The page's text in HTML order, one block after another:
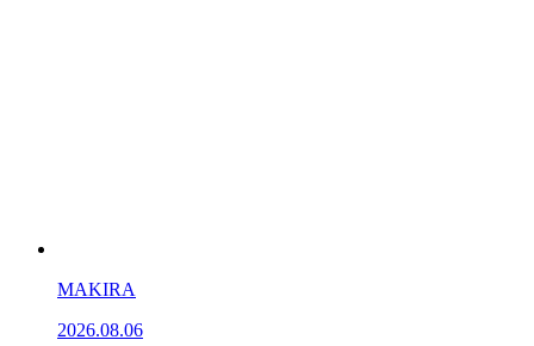
MAKIRA
2026.08.06